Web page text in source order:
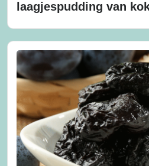
laagjespudding van